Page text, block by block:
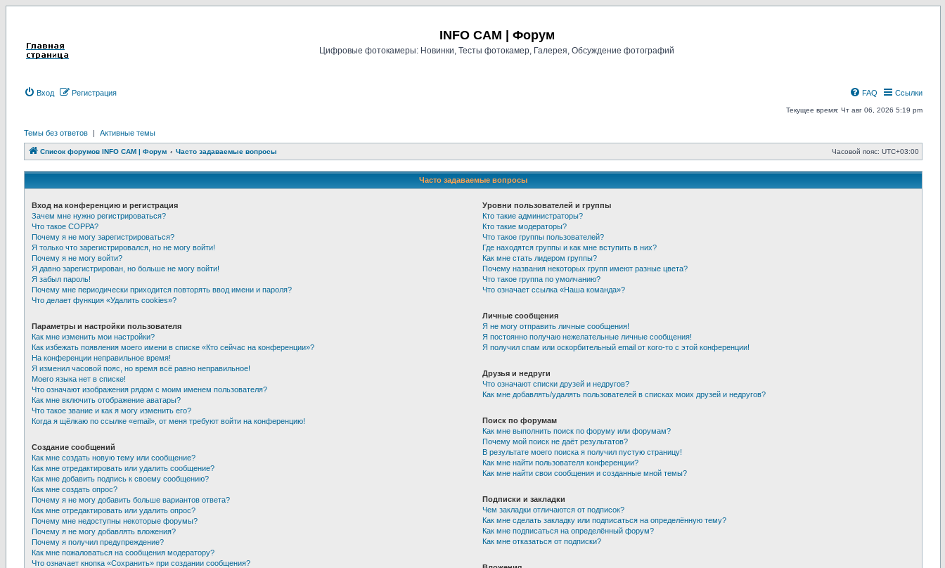
INFO CAM | Форум
Цифровые фотокамеры: Новинки, Тесты фотокамер, Галерея, Обсуждение фотографий
Вход Регистрация Ссылки
FAQ
Текущее время: Чт авг 06, 2026 5:19 pm
Темы без ответов | Активные темы
Список форумов INFO CAM | Форум Часто задаваемые вопросы Часовой пояс: UTC+03:00
Часто задаваемые вопросы
Вход на конференцию и регистрация
Зачем мне нужно регистрироваться?
Что такое COPPA?
Почему я не могу зарегистрироваться?
Я только что зарегистрировался, но не могу войти!
Почему я не могу войти?
Я давно зарегистрирован, но больше не могу войти!
Я забыл пароль!
Почему мне периодически приходится повторять ввод имени и пароля?
Что делает функция «Удалить cookies»?
Параметры и настройки пользователя
Как мне изменить мои настройки?
Как избежать появления моего имени в списке «Кто сейчас на конференции»?
На конференции неправильное время!
Я изменил часовой пояс, но время всё равно неправильное!
Моего языка нет в списке!
Что означают изображения рядом с моим именем пользователя?
Как мне включить отображение аватары?
Что такое звание и как я могу изменить его?
Когда я щёлкаю по ссылке «email», от меня требуют войти на конференцию!
Создание сообщений
Как мне создать новую тему или сообщение?
Как мне отредактировать или удалить сообщение?
Как мне добавить подпись к своему сообщению?
Как мне создать опрос?
Почему я не могу добавить больше вариантов ответа?
Как мне отредактировать или удалить опрос?
Почему мне недоступны некоторые форумы?
Почему я не могу добавлять вложения?
Почему я получил предупреждение?
Как мне пожаловаться на сообщения модератору?
Что означает кнопка «Сохранить» при создании сообщения?
Уровни пользователей и группы
Кто такие администраторы?
Кто такие модераторы?
Что такое группы пользователей?
Где находятся группы и как мне вступить в них?
Как мне стать лидером группы?
Почему названия некоторых групп имеют разные цвета?
Что такое группа по умолчанию?
Что означает ссылка «Наша команда»?
Личные сообщения
Я не могу отправить личные сообщения!
Я постоянно получаю нежелательные личные сообщения!
Я получил спам или оскорбительный email от кого-то с этой конференции!
Друзья и недруги
Что означают списки друзей и недругов?
Как мне добавлять/удалять пользователей в списках моих друзей и недругов?
Поиск по форумам
Как мне выполнить поиск по форуму или форумам?
Почему мой поиск не даёт результатов?
В результате моего поиска я получил пустую страницу!
Как мне найти пользователя конференции?
Как мне найти свои сообщения и созданные мной темы?
Подписки и закладки
Чем закладки отличаются от подписок?
Как мне сделать закладку или подписаться на определённую тему?
Как мне подписаться на определённый форум?
Как мне отказаться от подписки?